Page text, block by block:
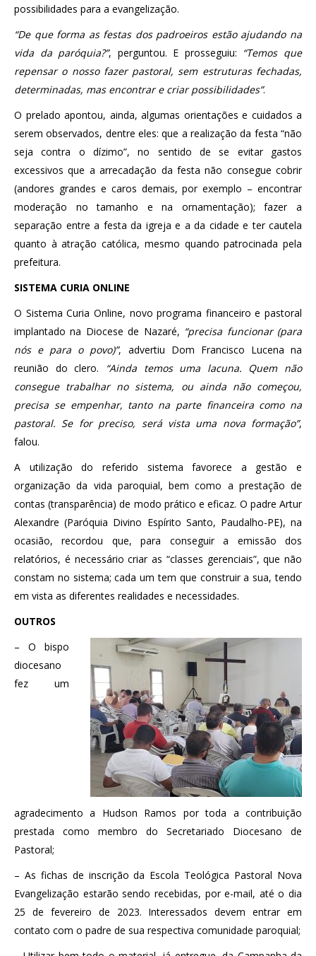
possibilidades para a evangelização.
“De que forma as festas dos padroeiros estão ajudando na
vida da paróquia?”, perguntou. E prosseguiu: “Temos que
repensar o nosso fazer pastoral, sem estruturas fechadas,
determinadas, mas encontrar e criar possibilidades”.
O prelado apontou, ainda, algumas orientações e cuidados a
serem observados, dentre eles: que a realização da festa “não
seja contra o dízimo”, no sentido de se evitar gastos
excessivos que a arrecadação da festa não consegue cobrir
(andores grandes e caros demais, por exemplo – encontrar
moderação no tamanho e na ornamentação); fazer a
separação entre a festa da igreja e a da cidade e ter cautela
quanto à atração católica, mesmo quando patrocinada pela
prefeitura.
SISTEMA CURIA ONLINE
O Sistema Curia Online, novo programa financeiro e pastoral
implantado na Diocese de Nazaré, “precisa funcionar (para
nós e para o povo)”, advertiu Dom Francisco Lucena na
reunião do clero.
“Ainda temos uma lacuna. Quem não
consegue trabalhar no sistema, ou ainda não começou,
precisa se empenhar, tanto na parte financeira como na
pastoral. Se for preciso, será vista uma nova formação”,
falou.
A utilização do referido sistema favorece a gestão e
organização da vida paroquial, bem como a prestação de
contas (transparência) de modo prático e eficaz. O padre Artur
Alexandre (Paróquia Divino Espírito Santo, Paudalho-PE), na
ocasião, recordou que, para conseguir a emissão dos
relatórios, é necessário criar as “classes gerenciais”, que não
constam no sistema; cada um tem que construir a sua, tendo
em vista as diferentes realidades e necessidades.
OUTROS
– O bispo
diocesano
fez um
agradecimento a Hudson Ramos por toda a contribuição
prestada como membro do Secretariado Diocesano de
Pastoral;
– As fichas de inscrição da Escola Teológica Pastoral Nova
Evangelização estarão sendo recebidas, por e-mail, até o dia
25 de fevereiro de 2023. Interessados devem entrar em
contato com o padre de sua respectiva comunidade paroquial;